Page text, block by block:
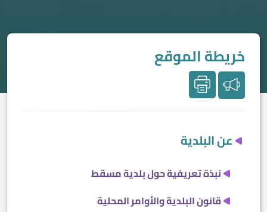
خريطة الموقع
عن البلدية
نبذة تعريفية حول بلدية مسقط
قانون البلدية والأوامر المحلية